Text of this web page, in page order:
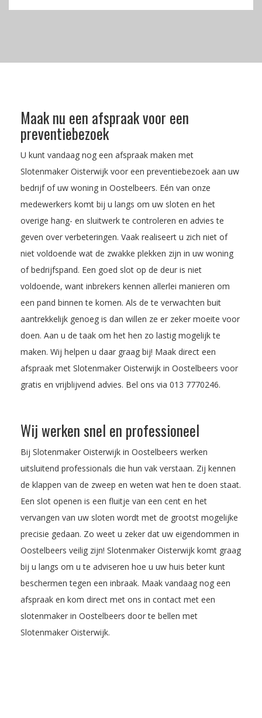
Maak nu een afspraak voor een
preventiebezoek
U kunt vandaag nog een afspraak maken met
Slotenmaker Oisterwijk voor een preventiebezoek aan uw
bedrijf of uw woning in Oostelbeers. Eén van onze
medewerkers komt bij u langs om uw sloten en het
overige hang- en sluitwerk te controleren en advies te
geven over verbeteringen. Vaak realiseert u zich niet of
niet voldoende wat de zwakke plekken zijn in uw woning
of bedrijfspand. Een goed slot op de deur is niet
voldoende, want inbrekers kennen allerlei manieren om
een pand binnen te komen. Als de te verwachten buit
aantrekkelijk genoeg is dan willen ze er zeker moeite voor
doen. Aan u de taak om het hen zo lastig mogelijk te
maken. Wij helpen u daar graag bij! Maak direct een
afspraak met Slotenmaker Oisterwijk in Oostelbeers voor
gratis en vrijblijvend advies. Bel ons via 013 7770246.
Wij werken snel en professioneel
Bij Slotenmaker Oisterwijk in Oostelbeers werken
uitsluitend professionals die hun vak verstaan. Zij kennen
de klappen van de zweep en weten wat hen te doen staat.
Een slot openen is een fluitje van een cent en het
vervangen van uw sloten wordt met de grootst mogelijke
precisie gedaan. Zo weet u zeker dat uw eigendommen in
Oostelbeers veilig zijn! Slotenmaker Oisterwijk komt graag
bij u langs om u te adviseren hoe u uw huis beter kunt
beschermen tegen een inbraak. Maak vandaag nog een
afspraak en kom direct met ons in contact met een
slotenmaker in Oostelbeers door te bellen met
Slotenmaker Oisterwijk.